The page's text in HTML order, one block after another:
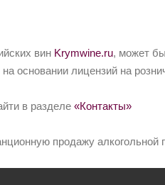
вин Krymwine.ru, может
основании лицензий на
в разделе «Контакты»
продажу